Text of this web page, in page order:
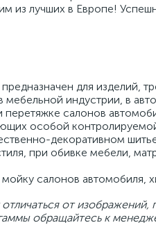
из лучших в Европе!
для изделий,
мебельной индустрии, в
салонов
особой
декоративном
при обивке мебели,
салонов автомобиля,
от изображений,
обращайтесь к